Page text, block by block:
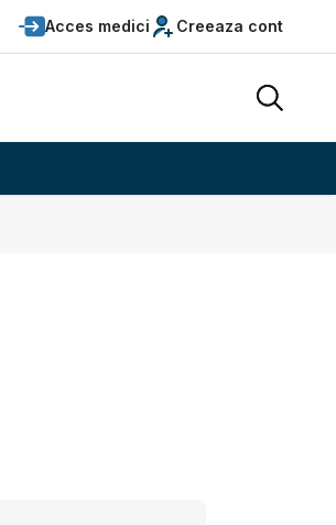
Acces medici Creeaza cont